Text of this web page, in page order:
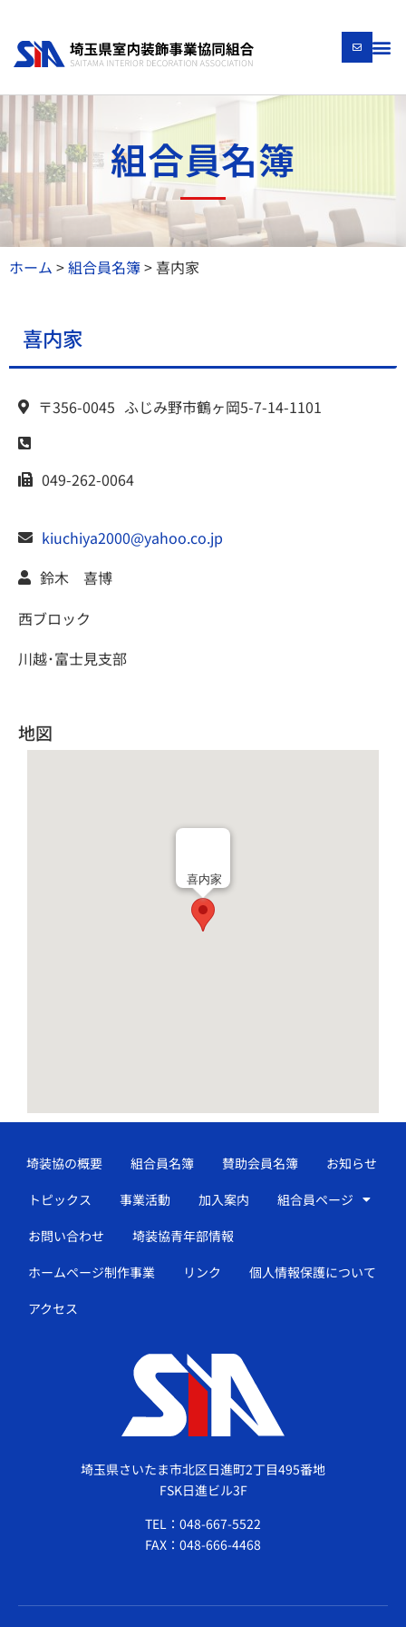
組合員名簿
ホーム >組合員名簿>喜内家
喜内家
〒356-0045 ふじみ野市鶴ヶ岡5-7-14-1101
049-262-0064
kiuchiya2000@yahoo.co.jp
鈴木 喜博
西ブロック
川越･富士見支部
地図
喜内家
埼玉県さいたま市北区日進町2丁目495番地
FSK日進ビル3F
TEL：048-667-5522
FAX：048-666-4468
埼装協の概要 組合員名簿 賛助会員名簿
お知らせ
トピックス
事業活動 加入案内
組合員ページ
お問い合わせ
埼装協青年部情報
ホームページ制作事業
リンク
個人情報保護について
アクセス